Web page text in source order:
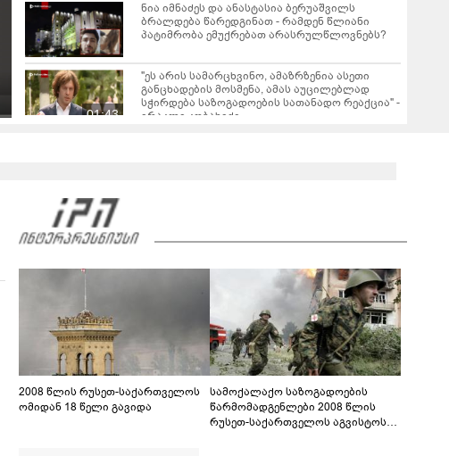
ნია იმნაძეს და ანასტასია ბერუაშვილს
ბრალდება წარედგინათ - რამდენ წლიანი
პატიმრობა ემუქრებათ არასრულწლოვნებს?
01:43
"ეს არის სამარცხვინო, ამაზრზენია ასეთი
განცხადების მოსმენა, ამას აუცილებლად
სჭირდება საზოგადოების სათანადო რეაქცია" -
ირაკლი კობახიძე
ელი კურსის სტუდენტიც იკითხავს"
00:20
საგარეჯოში, არასრულწლოვანმა ჩამოტვირთა
შეურაცხმყოფელ ტექსტებთან ერთად
გაავრცელა - შსს ბრალდებულის დაკავების
კადრებს აქვეყნებს
ნიკა მელიას სასამართლოს უპატივცემლობის
ფაქტზე 1 წლით და 6 თვით თავისუფლების
აღკვეთა მიესაჯა
2008 წლის რუსეთ-საქართველოს
ომიდან 18 წელი გავიდა
სამოქალაქო საზოგადოების
წარმომადგენლები 2008 წლის
რუსეთ-საქართველოს აგვისტოს